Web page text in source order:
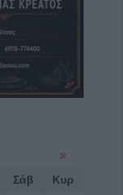
»
Σάβ Κυρ